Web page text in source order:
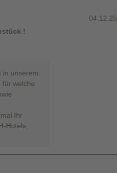
!
in unserem
für welche
Ihr
Hotels,
04.12.25